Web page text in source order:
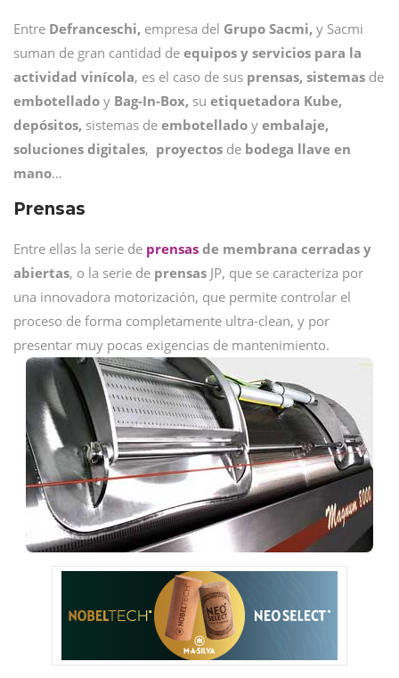
Entre Defranceschi, empresa del Grupo Sacmi, y Sacmi
suman de gran cantidad de equipos y servicios para la
actividad vinícola, es el caso de sus prensas, sistemas de
embotellado y Bag-In-Box, su etiquetadora Kube,
depósitos, sistemas de embotellado y embalaje,
soluciones digitales, proyectos de bodega llave en
mano…
Prensas
Entre ellas la serie de prensas de membrana cerradas y
abiertas, o la serie de prensas JP, que se caracteriza por
una innovadora motorización, que permite controlar el
proceso de forma completamente ultra-clean, y por
presentar muy pocas exigencias de mantenimiento.